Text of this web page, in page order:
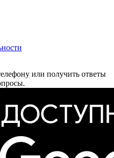
или получить ответы